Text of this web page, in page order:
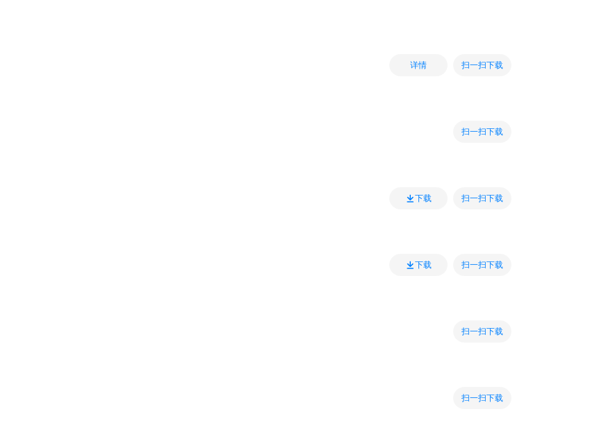
详情 扫一扫下载
扫一扫下载
下载 扫一扫下载
下载 扫一扫下载
扫一扫下载
扫一扫下载